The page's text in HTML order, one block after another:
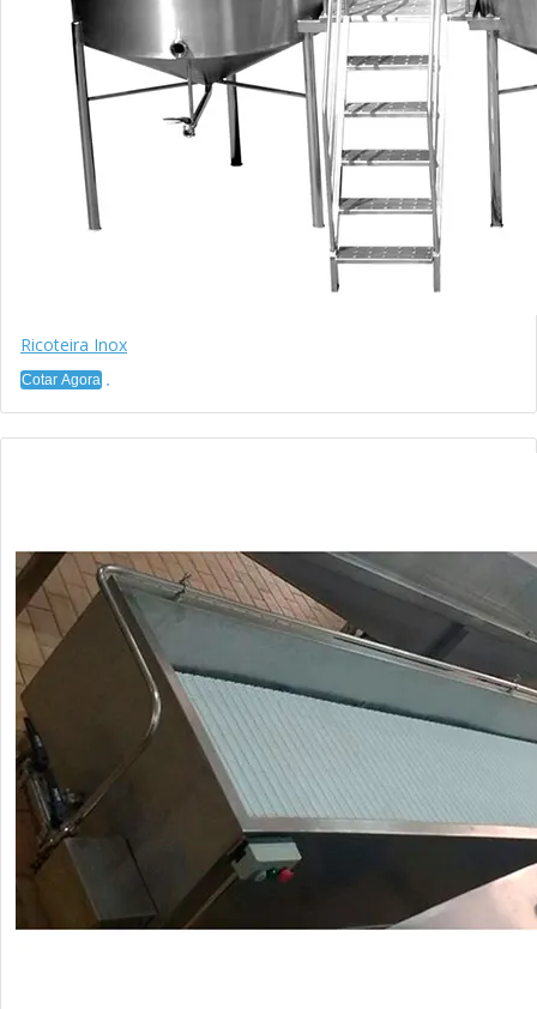
Ricoteira Inox
Cotar Agora